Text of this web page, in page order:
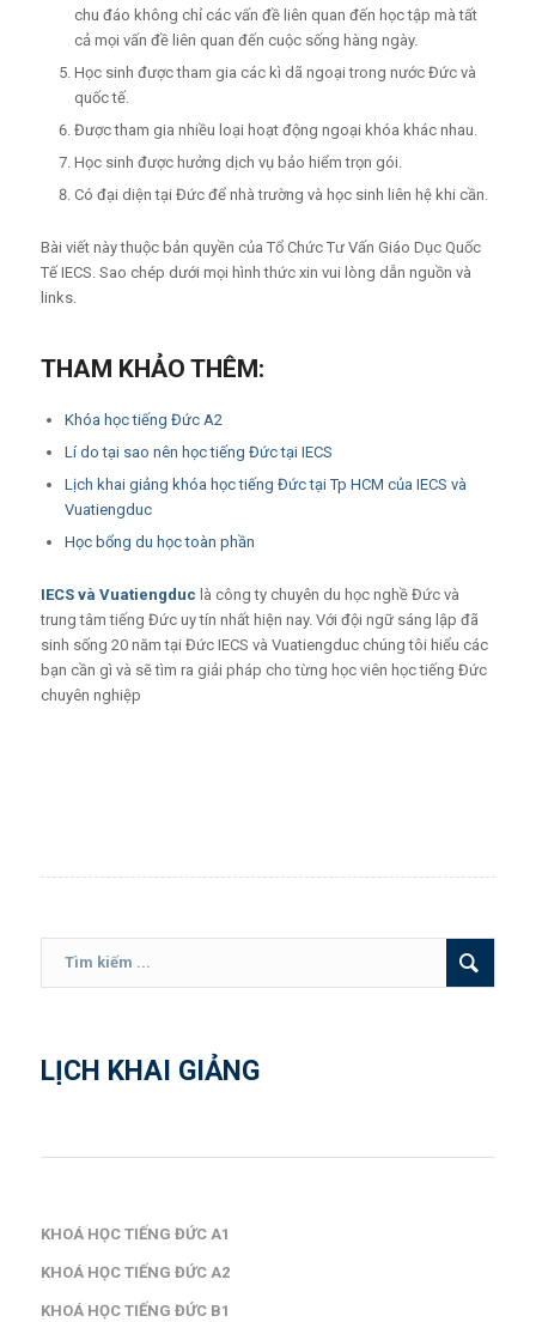
chu đáo không chỉ các vấn đề liên quan đến học tập mà tất
cả mọi vấn đề liên quan đến cuộc sống hàng ngày.
Học sinh được tham gia các kì dã ngoại trong nước Đức và
quốc tế.
Được tham gia nhiều loại hoạt động ngoại khóa khác nhau.
Học sinh được hưởng dịch vụ bảo hiểm trọn gói.
Có đại diện tại Đức để nhà trường và học sinh liên hệ khi cần.
Bài viết này thuộc bản quyền của Tổ Chức Tư Vấn Giáo Dục Quốc
Tế IECS. Sao chép dưới mọi hình thức xin vui lòng dẫn nguồn và
links.
THAM KHẢO THÊM:
Khóa học tiếng Đức A2
Lí do tại sao nên học tiếng Đức tại IECS
Lịch khai giảng khóa học tiếng Đức tại Tp HCM của IECS và
Vuatiengduc
Học bổng du học toàn phần
IECSvà Vuatiengduc là công ty chuyên du học nghề Đức và
trung tâm tiếng Đức uy tín nhất hiện nay. Với đội ngữ sáng lập đã
sinh sống 20 năm tại Đức IECS và Vuatiengduc chúng tôi hiểu các
bạn cần gì và sẽ tìm ra giải pháp cho từng học viên học tiếng Đức
chuyên nghiệp
LỊCH KHAI GIẢNG
KHOÁ HỌC TIẾNG ĐỨC A1
KHOÁ HỌC TIẾNG ĐỨC A2
KHOÁ HỌC TIẾNG ĐỨC B1